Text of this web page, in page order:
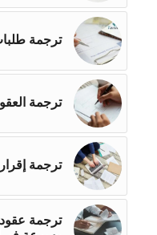
ترجمة
ترجمة
ترجمة
ترجمة